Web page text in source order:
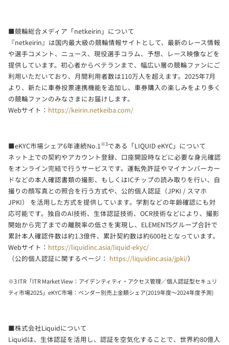
■競輪総合メディア「netkeirin」について
『netkeirin』は国内最大級の競輪情報サイトとして、最新のレース情報
や選手コメント、ニュース、現役選手コラム、予想、レース映像などを
提供しています。初心者からベテランまで、幅広い層の競輪ファンにご
利用いただいており、月間利用者数は110万人を超えます。2025年7月
より、新たに車券投票連携機能を追加し、車券購入の楽しみをより多く
の競輪ファンのみなさまにお届けします。
Webサイト： https://keirin.netkeiba.com/
■eKYC市場シェア6年連続No.1※3である「LIQUID eKYC」について
ネット上での契約やアカウント登録、口座開設時などに必要な身元確認
をオンライン完結で行うサービスです。運転免許証やマイナンバーカー
ドなどの本人確認書類の撮影、もしくはICチップの読み取りを行い、自
撮りの顔写真との照合を行う方式や、公的個人認証（JPKI / スマホ
JPKI） を活用した方式を提供しています。学割などの年齢確認にも対
応可能です。独自のAI技術、生体認証技術、OCR技術などにより、撮影
開始から完了までの離脱率の低さを実現し、ELEMENTSグループ合計で
累計本人確認件数は約1.3億件、累計契約数は約600社となっています。
Webサイト： https://liquidinc.asia/liquid-ekyc/
（公的個人認証に関するページ： https://liquidinc.asia/jpki/）
※3 ITR「ITR Market View：アイデンティティ・アクセス管理／個人認証型セキュリ
ティ市場2025」eKYC市場：ベンダー別売上金額シェア(2019年度～2024年度予測)
■株式会社Liquidについて
Liquidは、生体認証を活用し、認証を空気化することで、世界約80億人